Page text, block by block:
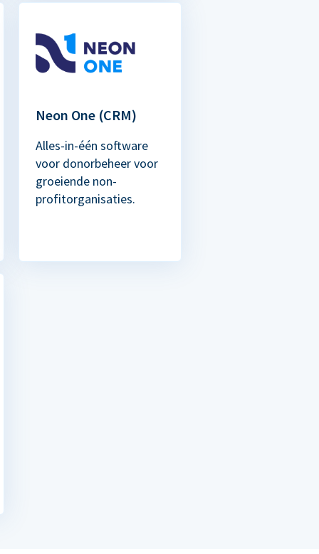
Neon One (CRM)
Alles-in-één software
voor donorbeheer voor
groeiende non-
profitorganisaties.